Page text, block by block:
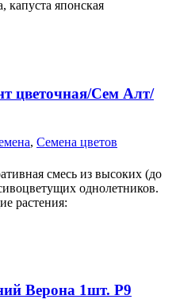
японская
цветочная/Сем Алт/
, Семена цветов
смесь из высоких (до
однолетников.
растения:
Верона 1шт. Р9